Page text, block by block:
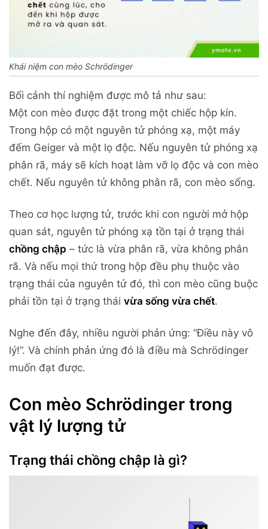
Khái niệm con mèo Schrödinger
Bối cảnh thí nghiệm được mô tả như sau:
Một con mèo được đặt trong một chiếc hộp kín.
Trong hộp có một nguyên tử phóng xạ, một máy
đếm Geiger và một lọ độc. Nếu nguyên tử phóng xạ
phân rã, máy sẽ kích hoạt làm vỡ lọ độc và con mèo
chết. Nếu nguyên tử không phân rã, con mèo sống.
Theo cơ học lượng tử, trước khi con người mở hộp
quan sát, nguyên tử phóng xạ tồn tại ở trạng thái
chồng chập – tức là vừa phân rã, vừa không phân
rã. Và nếu mọi thứ trong hộp đều phụ thuộc vào
trạng thái của nguyên tử đó, thì con mèo cũng buộc
phải tồn tại ở trạng thái vừa sống vừa chết.
Nghe đến đây, nhiều người phản ứng: “Điều này vô
lý!”. Và chính phản ứng đó là điều mà Schrödinger
muốn đạt được.
Con mèo Schrödinger trong
vật lý lượng tử
Trạng thái chồng chập là gì?